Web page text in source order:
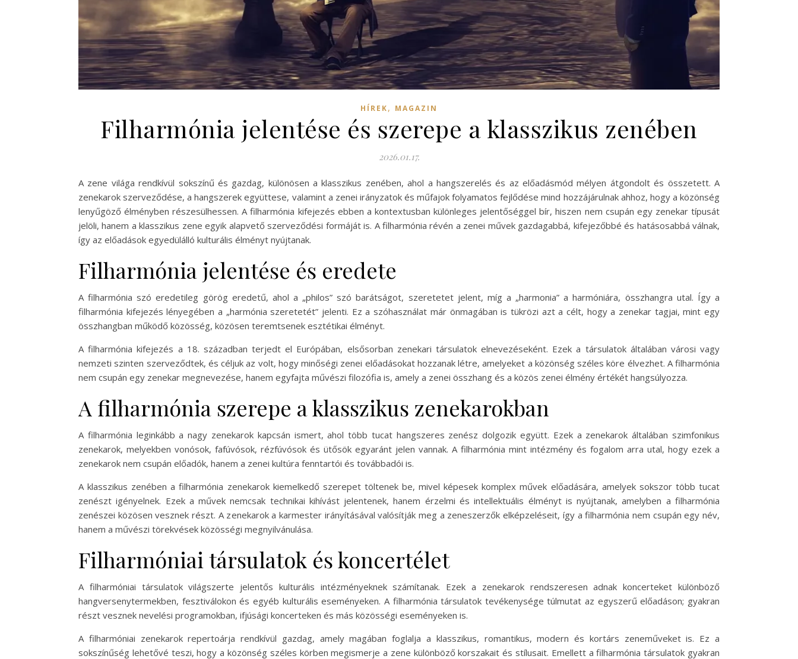
HÍREK, MAGAZIN
Filharmónia jelentése és szerepe a klasszikus zenében
2026.01.17.
A zene világa rendkívül sokszínű és gazdag, különösen a klasszikus zenében, ahol a hangszerelés és az előadásmód mélyen átgondolt és összetett. A
zenekarok szerveződése, a hangszerek együttese, valamint a zenei irányzatok és műfajok folyamatos fejlődése mind hozzájárulnak ahhoz, hogy a közönség
lenyűgöző élményben részesülhessen. A filharmónia kifejezés ebben a kontextusban különleges jelentőséggel bír, hiszen nem csupán egy zenekar típusát
jelöli, hanem a klasszikus zene egyik alapvető szerveződési formáját is. A filharmónia révén a zenei művek gazdagabbá, kifejezőbbé és hatásosabbá válnak,
így az előadások egyedülálló kulturális élményt nyújtanak.
Filharmónia jelentése és eredete
A filharmónia szó eredetileg görög eredetű, ahol a „philos” szó barátságot, szeretetet jelent, míg a „harmonia” a harmóniára, összhangra utal. Így a
filharmónia kifejezés lényegében a „harmónia szeretetét” jelenti. Ez a szóhasználat már önmagában is tükrözi azt a célt, hogy a zenekar tagjai, mint egy
összhangban működő közösség, közösen teremtsenek esztétikai élményt.
A filharmónia kifejezés a 18. században terjedt el Európában, elsősorban zenekari társulatok elnevezéseként. Ezek a társulatok általában városi vagy
nemzeti szinten szerveződtek, és céljuk az volt, hogy minőségi zenei előadásokat hozzanak létre, amelyeket a közönség széles köre élvezhet. A filharmónia
nem csupán egy zenekar megnevezése, hanem egyfajta művészi filozófia is, amely a zenei összhang és a közös zenei élmény értékét hangsúlyozza.
A filharmónia szerepe a klasszikus zenekarokban
A filharmónia leginkább a nagy zenekarok kapcsán ismert, ahol több tucat hangszeres zenész dolgozik együtt. Ezek a zenekarok általában szimfonikus
zenekarok, melyekben vonósok, fafúvósok, rézfúvósok és ütősök egyaránt jelen vannak. A filharmónia mint intézmény és fogalom arra utal, hogy ezek a
zenekarok nem csupán előadók, hanem a zenei kultúra fenntartói és továbbadói is.
A klasszikus zenében a filharmónia zenekarok kiemelkedő szerepet töltenek be, mivel képesek komplex művek előadására, amelyek sokszor több tucat
zenészt igényelnek. Ezek a művek nemcsak technikai kihívást jelentenek, hanem érzelmi és intellektuális élményt is nyújtanak, amelyben a filharmónia
zenészei közösen vesznek részt. A zenekarok a karmester irányításával valósítják meg a zeneszerzők elképzeléseit, így a filharmónia nem csupán egy név,
hanem a művészi törekvések közösségi megnyilvánulása.
Filharmóniai társulatok és koncertélet
A filharmóniai társulatok világszerte jelentős kulturális intézményeknek számítanak. Ezek a zenekarok rendszeresen adnak koncerteket különböző
hangversenytermekben, fesztiválokon és egyéb kulturális eseményeken. A filharmónia társulatok tevékenysége túlmutat az egyszerű előadáson; gyakran
részt vesznek nevelési programokban, ifjúsági koncerteken és más közösségi eseményeken is.
A filharmóniai zenekarok repertoárja rendkívül gazdag, amely magában foglalja a klasszikus, romantikus, modern és kortárs zeneműveket is. Ez a
sokszínűség lehetővé teszi, hogy a közönség széles körben megismerje a zene különböző korszakait és stílusait. Emellett a filharmónia társulatok gyakran